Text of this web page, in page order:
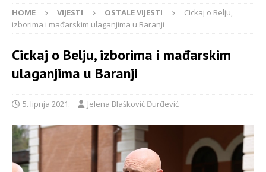
HOME VIJESTI OSTALE VIJESTI
Cickaj o Belju,
izborima i mađarskim ulaganjima u Baranji
Cickaj o Belju, izborima i mađarskim
ulaganjima u Baranji
5. lipnja 2021. Jelena Blašković Đurđević